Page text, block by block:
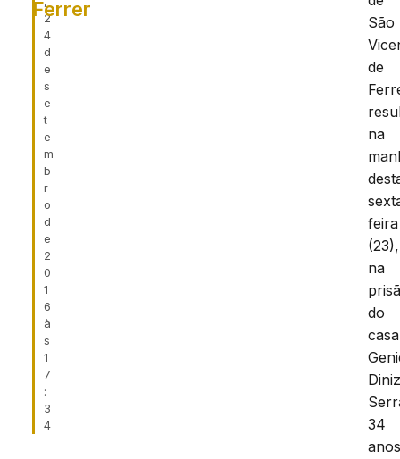
2
4
d
e
s
e
t
e
m
b
r
o
d
e
2
0
1
6
à
s
1
7
:
3
4
Ferrer
São
de
na
feira
(23),
na
do
34